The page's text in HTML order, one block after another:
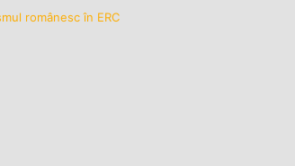
românesc în ERC